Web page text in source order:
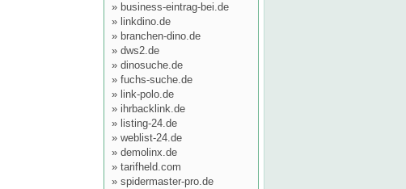
» business-eintrag-bei.de
» linkdino.de
» branchen-dino.de
» dws2.de
» dinosuche.de
» fuchs-suche.de
» link-polo.de
» ihrbacklink.de
» listing-24.de
» weblist-24.de
» demolinx.de
» tarifheld.com
» spidermaster-pro.de